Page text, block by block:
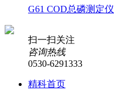
G61 COD总磷测定仪
扫一扫关注
咨询热线
0530-6291333
精科首页